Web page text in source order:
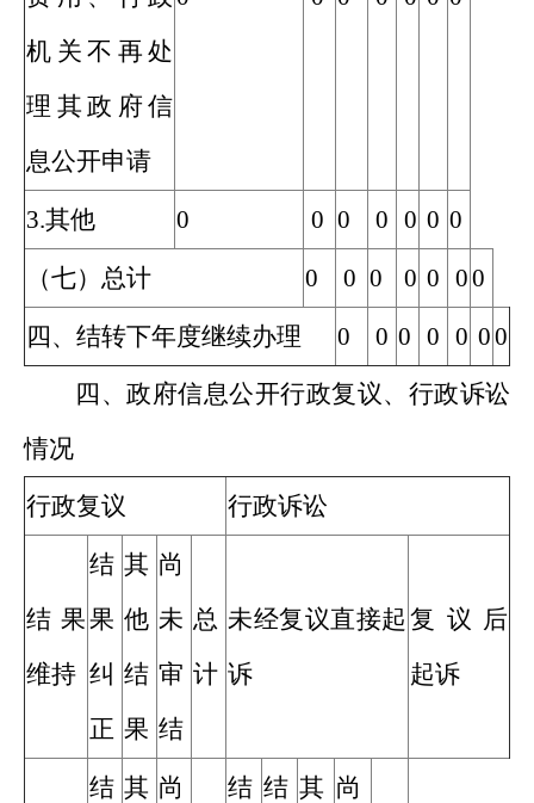
机关不再处
理其政府信
息公开申请
3.其他 0 0 0 0 0 0 0
（七）总计 0 0 0 0 0 00
四、结转下年度继续办理 0 0 0 0 0 00
四、政府信息公开行政复议、行政诉讼
情况
行政复议
行政诉讼
结果
维持
结
果
纠
正
其
他
结
果
尚
未
审
结
总
计
未经复议直接起
诉
复议后
起诉
结 其 尚
结 结 其 尚